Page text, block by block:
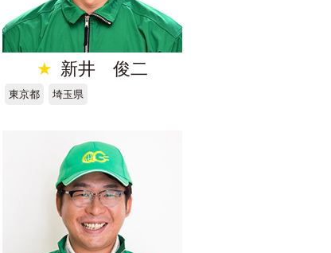
★ 新井 俊二
東京都 埼玉県